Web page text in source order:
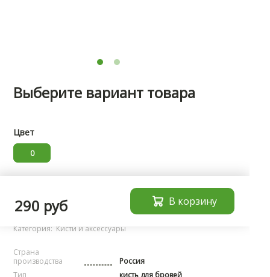
Выберите вариант товара
Цвет
0
Бренд:
noName
Категория: Кисти и аксессуары
Страна
производства
Россия
Тип
кисть для бровей
290 руб В корзину